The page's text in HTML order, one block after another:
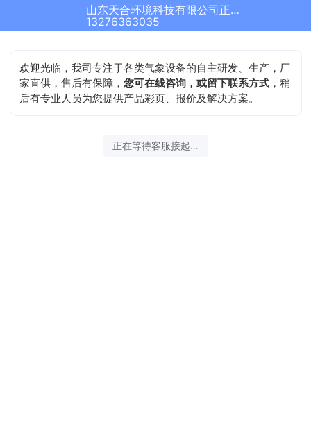
山东天合环境科技有限公司正在为您服务
13276363035
欢迎光临，我司专注于各类气象设备的自主研发、生产，厂
家直供，售后有保障，您可在线咨询，或留下联系方式 ，稍
后有专业人员为您提供产品彩页、报价及解决方案。
正在等待客服接起...